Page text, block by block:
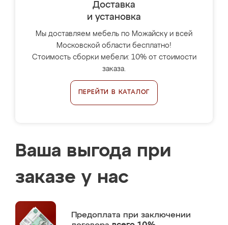
Доставка
и установка
Мы доставляем мебель по Можайску и всей
Московской области бесплатно!
Стоимость сборки мебели: 10% от стоимости
заказа.
ПЕРЕЙТИ В КАТАЛОГ
Ваша выгода при
заказе у нас
Предоплата при заключении